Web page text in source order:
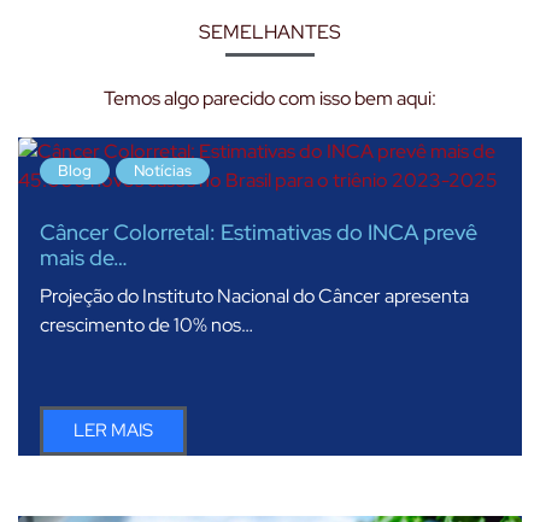
SEMELHANTES
Temos algo parecido com isso bem aqui:
Blog Notícias
Câncer Colorretal: Estimativas do INCA prevê
mais de…
Projeção do Instituto Nacional do Câncer apresenta
crescimento de 10% nos…
LER MAIS